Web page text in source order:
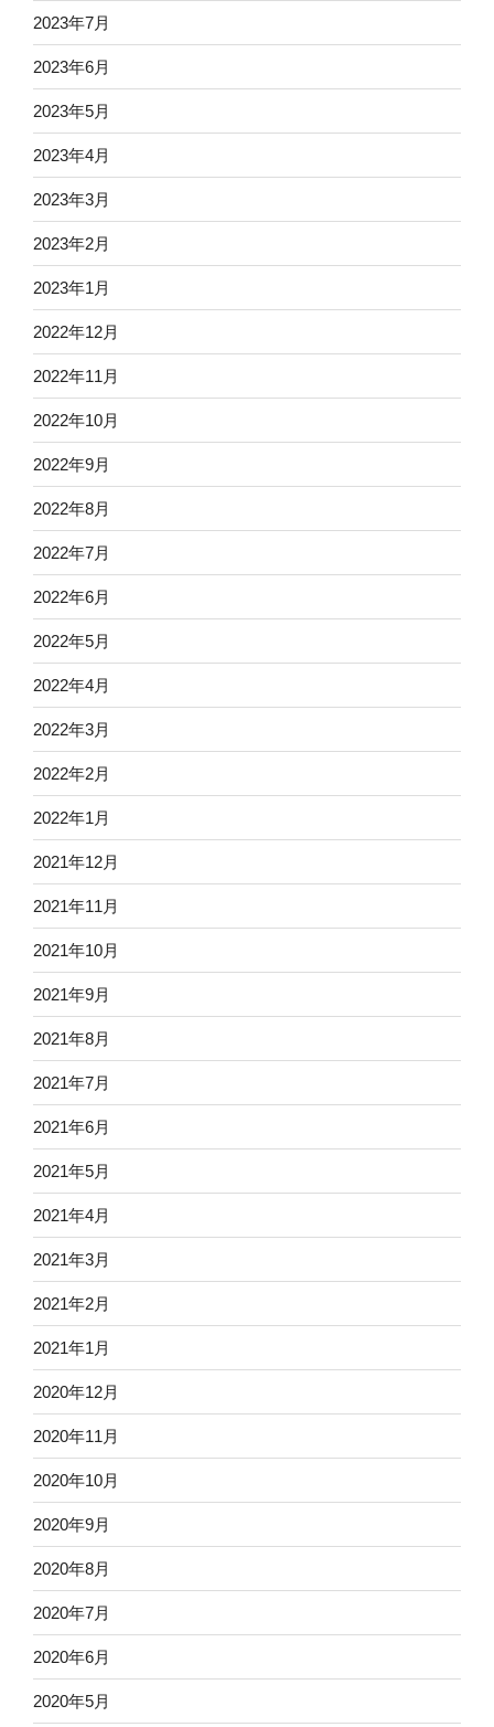
2023年7月
2023年6月
2023年5月
2023年4月
2023年3月
2023年2月
2023年1月
2022年12月
2022年11月
2022年10月
2022年9月
2022年8月
2022年7月
2022年6月
2022年5月
2022年4月
2022年3月
2022年2月
2022年1月
2021年12月
2021年11月
2021年10月
2021年9月
2021年8月
2021年7月
2021年6月
2021年5月
2021年4月
2021年3月
2021年2月
2021年1月
2020年12月
2020年11月
2020年10月
2020年9月
2020年8月
2020年7月
2020年6月
2020年5月